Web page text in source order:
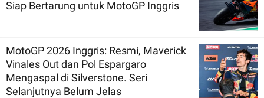
Siap Bertarung untuk MotoGP Inggris
MotoGP 2026 Inggris: Resmi, Maverick
Vinales Out dan Pol Espargaro
Mengaspal di Silverstone. Seri
Selanjutnya Belum Jelas